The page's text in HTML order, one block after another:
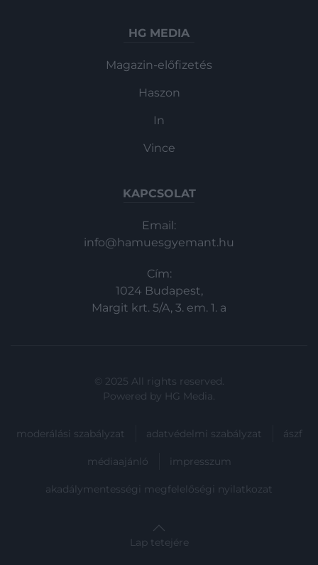
HG MEDIA
Magazin-előfizetés
Haszon
In
Vince
KAPCSOLAT
Email:
info@hamuesgyemant.hu
Cím:
1024 Budapest,
Margit krt. 5/A, 3. em. 1. a
© 2025 All rights reserved.
Powered by HG Media.
moderálási szabályzat adatvédelmi szabályzat ászf
médiaajánló impresszum
akadálymentességi megfelelőségi nyilatkozat
Lap tetejére